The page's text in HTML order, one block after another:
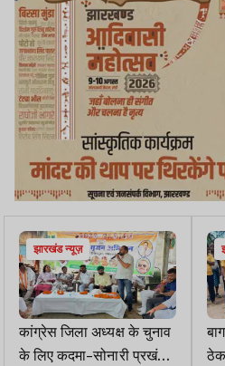
झारखंड न्यूज़
कांग्रेस जिला अध्यक्ष के चुनाव
के लिए कदमा-सोनारी प्रखंड